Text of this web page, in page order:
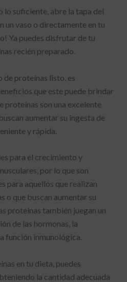
lo suficiente, abre la tapa del
un vaso o directamente en tu
Ya puedes disfrutar de tu
recién preparado.
de proteínas listo, es
que este puede brindar
proteínas son una excelente
aumentar su ingesta de
y rápida.
para el crecimiento y
por lo que son
para aquellos que realizan
o que buscan aumentar su
proteínas también juegan un
de las hormonas, la
función inmunológica.
en tu dieta, puedes
la cantidad adecuada